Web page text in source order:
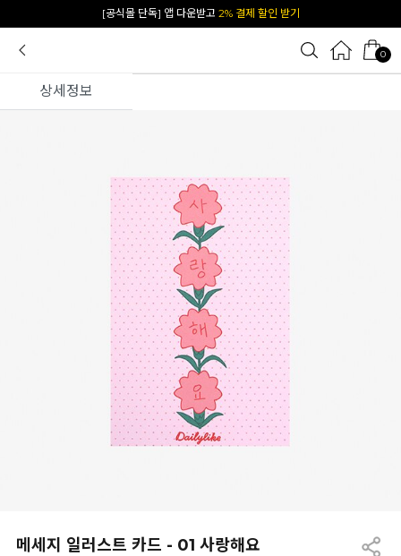
카카오 플친 추가하면1천원 즉시 할인 쿠폰
0
상세정보
메세지 일러스트 카드 - 01 사랑해요